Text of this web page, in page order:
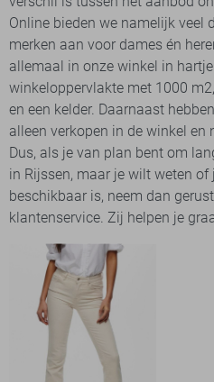
Online bieden we namelijk veel
merken aan voor dames én
allemaal in onze winkel in
winkeloppervlakte met 1000
en een kelder. Daarnaast
alleen verkopen in de winkel en
Dus, als je van plan bent om
in Rijssen, maar je wilt weten
beschikbaar is, neem dan
klantenservice. Zij helpen je